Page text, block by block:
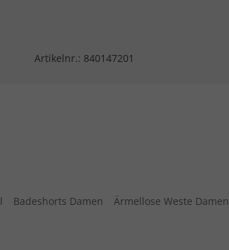
Artikelnr.: 840147201
Badeshorts Damen Ärmellose Weste Damen